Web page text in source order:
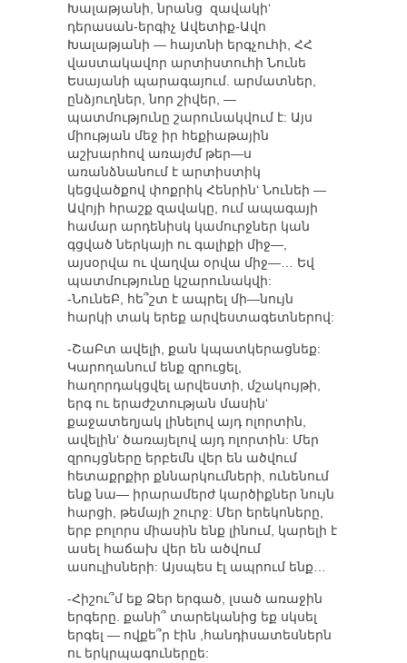
Խալաթյանի, նրանց զավակի‘
դերասան-երգիչ Ավետիք-Ավո
Խալաթյանի — հայտնի երգչուհի, ՀՀ
վաստակավոր արտիստուհի Նունե
Եսայանի պարագայում. արմատներ,
ընձյուղներ, նոր շիվեր, —
պատմությունը շարունակվում է: Այս
միության մեջ իր հեքիաթային
աշխարհով առայժմ թեր—ս
առանձնանում է արտիստիկ
կեցվածքով փոքրիկ Հենրին‘ Նունեի —
Ավոյի հրաշք զավակը, ում ապագայի
համար արդենիսկ կամուրջներ կան
գցված ներկայի ու գալիքի միջ—,
այսօրվա ու վաղվա օրվա միջ—… Եվ
պատմությունը կշարունակվի:
-ՆունեԲ, հե՞շտ է ապրել մի—նույն
հարկի տակ երեք արվեստագետներով:
-ՇաԲտ ավելի, քան կպատկերացնեք:
Կարողանում ենք զրուցել,
հաղորդակցվել արվեստի, մշակույթի,
երգ ու երաժշտության մասին‘
քաջատեղյակ լինելով այդ ոլորտին,
ավելին‘ ծառայելով այդ ոլորտին: Մեր
զրույցները երբեմն վեր են ածվում
հետաքրքիր քննարկումների, ունենում
ենք նա— իրարամերժ կարծիքներ նույն
հարցի, թեմայի շուրջ: Մեր երեկոները,
երբ բոլորս միասին ենք լինում, կարելի է
ասել հաճախ վեր են ածվում
ասուլիսների: Այսպես էլ ապրում ենք…
-Հիշու՞մ եք Ձեր երգած, լսած առաջին
երգերը. քանի՞ տարեկանից եք սկսել
երգել — ովքե՞ր էին ,հանդիսատեսներն
ու երկրպագուներըե: